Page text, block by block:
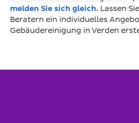
melden Sie sich gleich. Lassen
Beratern ein individuelles
Gebäudereinigung in Verden